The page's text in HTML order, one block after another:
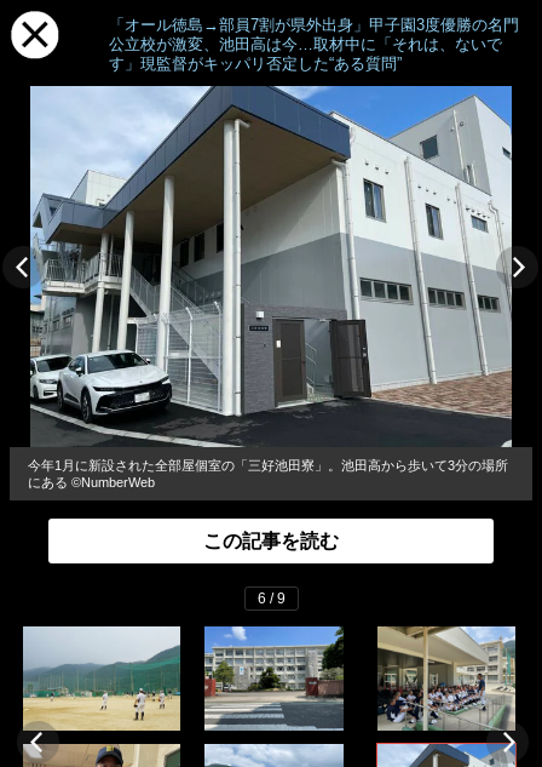
「オール徳島→部員7割が県外出身」甲子園3度優勝の名門
公立校が激変、池田高は今…取材中に「それは、ないで
す」現監督がキッパリ否定した“ある質問”
今年1月に新設された全部屋個室の「三好池田寮」。池田高から歩いて3分の場所
にある ©NumberWeb
この記事を読む
6 / 9